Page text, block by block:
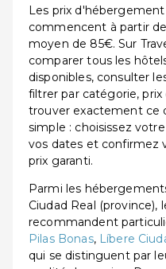
Les prix d'hébergement
commencent à partir
moyen de 85€. Sur
comparer tous les
disponibles, consulter
filtrer par catégorie,
trouver exactement ce
simple : choisissez
vos dates et confirmez
prix garanti.
Parmi les
Ciudad Real (province),
recommandent
Pilas Bonas, Líbere
qui se distinguent par